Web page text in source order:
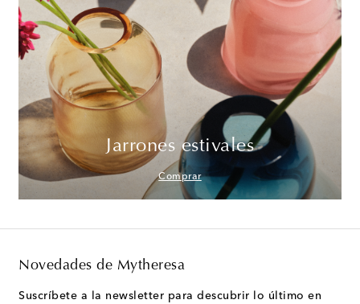
Jarrones estivales
Comprar
Novedades de Mytheresa
Suscríbete a la newsletter para descubrir lo último en